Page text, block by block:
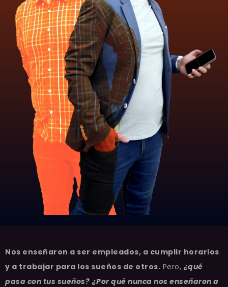
Nos enseñaron a ser empleados, a cumplir horarios
y a trabajar para los sueños de otros. Pero, ¿qué
pasa con tus sueños? ¿Por qué nunca nos enseñaron a